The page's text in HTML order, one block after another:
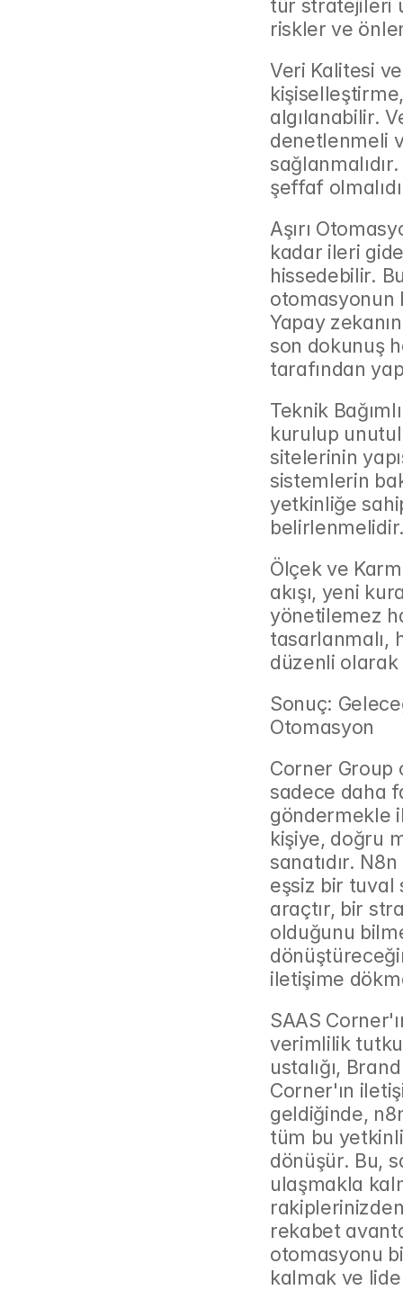
tür stratejileri
riskler ve
Veri Kalitesi
algılanabilir.
denetlenmeli
şeffaf
Aşırı
kadar ileri
hissedebilir.
otomasyonun
Yapay
son dokunuş
tarafından
Teknik
kurulup
sitelerinin
sistemlerin
yetkinliğe
Ölçek ve
akışı, yeni
yönetilemez
tasarlanmalı,
düzenli
Sonuç:
Otomasyon
Corner Group
sadece daha
göndermekle
kişiye, doğru
sanatıdır.
eşsiz bir tuval
araçtır, bir
olduğunu
iletişime
SAAS
verimlilik
ustalığı,
Corner'ın
geldiğinde,
tüm bu
dönüşür. Bu,
ulaşmakla
rekabet
otomasyonu
kalmak ve